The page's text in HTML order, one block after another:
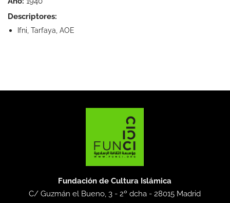
Descriptores:
Ifni, Tarfaya, AOE
Fundación de Cultura Islámica
C/ Guzmán el Bueno, 3 - 2º dcha -28015 Madrid